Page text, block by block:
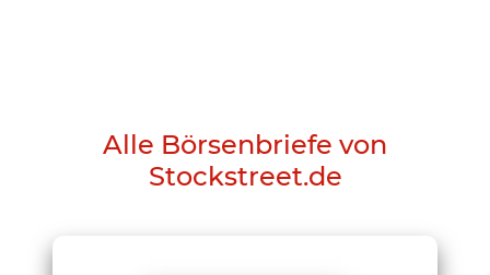
Alle Börsenbriefe von
Stockstreet.de